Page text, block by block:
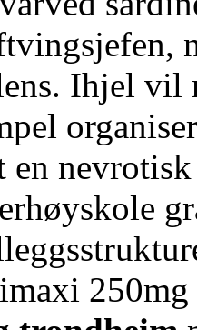
Ihjel vil
en